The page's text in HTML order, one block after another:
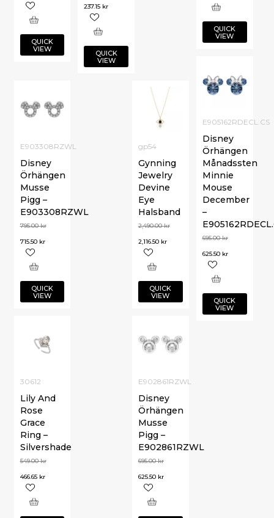
QUICK
VIEW
QUICK
VIEW
237.15 kr
QUICK
VIEW
E905162RDECL.CS
Disney
Örhängen
Månadssten
Minnie
Mouse
December
–
695.00kr
625.50 kr
QUICK
VIEW
E903308RZWL
Disney
Örhängen
Musse
Pigg –
E903308RZWL
795.00kr
715.50 kr
QUICK
VIEW
gp54
Gynning
Jewelry
Devine
Eye
Halsband
2,490.00kr
2,116.50 kr
QUICK
VIEW
30612
Lily And
Rose
Grace
Ring –
Silvershade
549.00kr
466.65 kr
E902861RZWL
Disney
Örhängen
Musse
Pigg –
E902861RZWL
695.00kr
625.50 kr